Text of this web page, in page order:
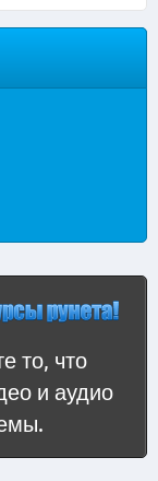
то, что
и аудио